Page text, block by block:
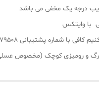
زیب درجه یک مخفی می باشد
با وایتکس
پشتیبانی ۰۹۱۰۲۰۷۹۵۰۸ تماس بگیرید.
بزرگ و رومیزی کوچک (مخصوص